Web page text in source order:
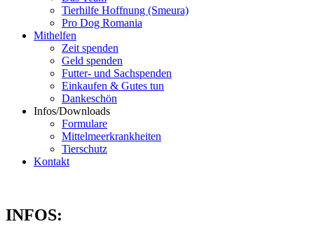
Tierhilfe Hoffnung (Smeura)
Pro Dog Romania
Mithelfen
Zeit spenden
Geld spenden
Futter- und Sachspenden
Einkaufen & Gutes tun
Dankeschön
Infos/Downloads
Formulare
Mittelmeerkrankheiten
Tierschutz
Kontakt
INFOS: